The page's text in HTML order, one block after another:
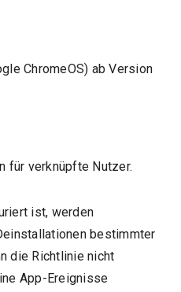
ChromeOS) ab Version
für verknüpfte Nutzer.
ist, werden
bestimmter
die Richtlinie nicht
App-Ereignisse